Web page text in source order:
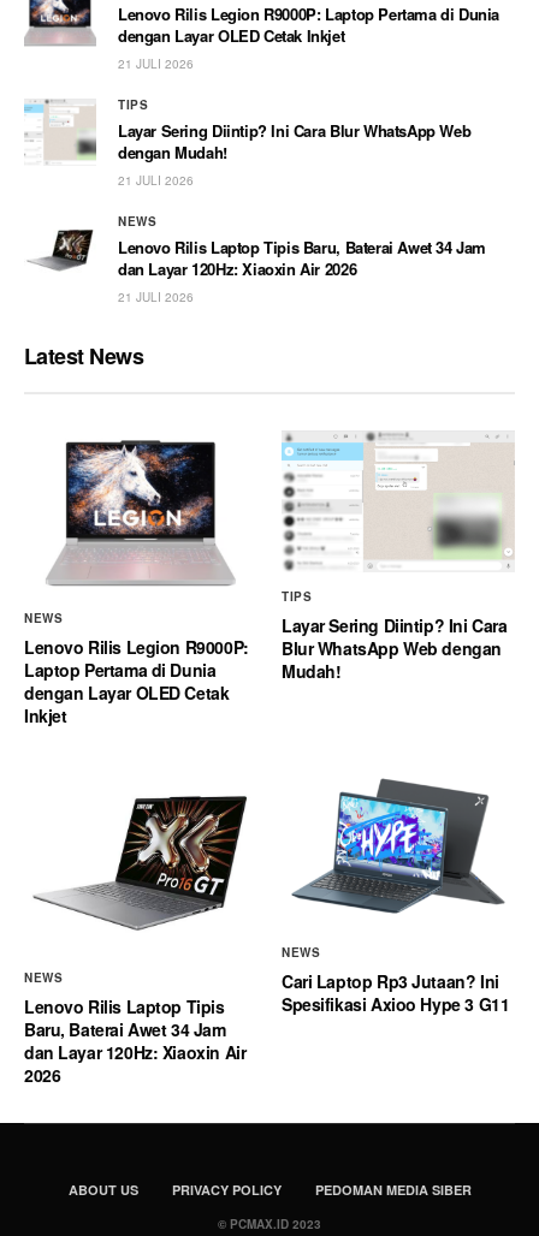
Lenovo Rilis Legion R9000P: Laptop Pertama di Dunia
dengan Layar OLED Cetak Inkjet
21 JULI 2026
TIPS
Layar Sering Diintip? Ini Cara Blur WhatsApp Web
dengan Mudah!
21 JULI 2026
NEWS
Lenovo Rilis Laptop Tipis Baru, Baterai Awet 34 Jam
dan Layar 120Hz: Xiaoxin Air 2026
21 JULI 2026
Latest News
NEWS
Lenovo Rilis Legion R9000P:
Laptop Pertama di Dunia
dengan Layar OLED Cetak
Inkjet
TIPS
Layar Sering Diintip? Ini Cara
Blur WhatsApp Web dengan
Mudah!
NEWS
Lenovo Rilis Laptop Tipis
Baru, Baterai Awet 34 Jam
dan Layar 120Hz: Xiaoxin Air
2026
NEWS
Cari Laptop Rp3 Jutaan? Ini
Spesifikasi Axioo Hype 3 G11
ABOUT US PRIVACY POLICY PEDOMAN MEDIA SIBER
© PCMAX.ID 2023